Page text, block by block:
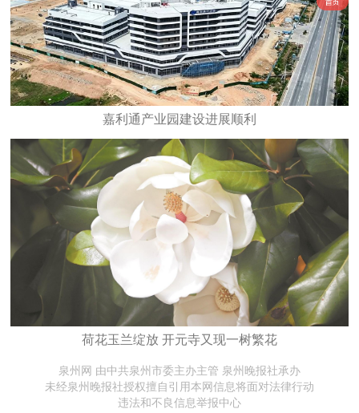
嘉利通产业园建设进展顺利
​荷花玉兰绽放 开元寺又现一树繁花
泉州网 由中共泉州市委主办主管 泉州晚报社承办
未经泉州晚报社授权擅自引用本网信息将面对法律行动
违法和不良信息举报中心